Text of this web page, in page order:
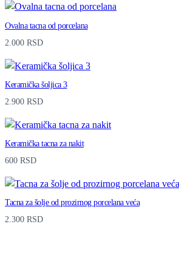
Ovalna tacna od porcelana
2.000 RSD
Keramička šoljica 3
2.900 RSD
Keramička tacna za nakit
600 RSD
Tacna za šolje od prozirnog porcelana veća
2.300 RSD